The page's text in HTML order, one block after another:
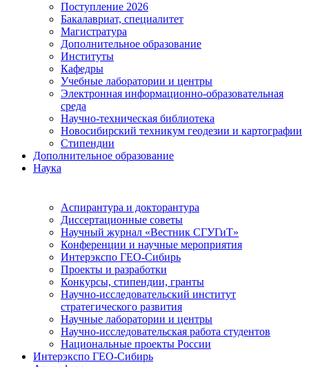
Поступление 2026
Бакалавриат, специалитет
Магистратура
Дополнительное образование
Институты
Кафедры
Учебные лаборатории и центры
Электронная информационно-образовательная
среда
Научно-техническая библиотека
Новосибирский техникум геодезии и картографии
Стипендии
Дополнительное образование
Наука
Аспирантура и докторантура
Диссертационные советы
Научный журнал «Вестник СГУГиТ»
Конференции и научные мероприятия
Интерэкспо ГЕО-Сибирь
Проекты и разработки
Конкурсы, стипендии, гранты
Научно-исследовательский институт
стратегического развития
Научные лаборатории и центры
Научно-исследовательская работа студентов
Национальные проекты России
Интерэкспо ГЕО-Сибирь